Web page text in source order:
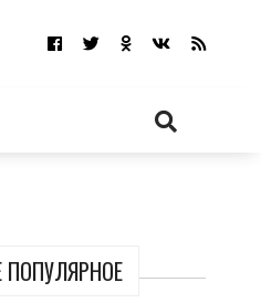
ПОПУЛЯРНОЕ